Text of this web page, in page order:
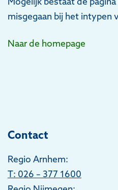
misgegaan bij het intypen
Naar de homepage
Contact
Regio Arnhem:
T: 026 – 377 1600